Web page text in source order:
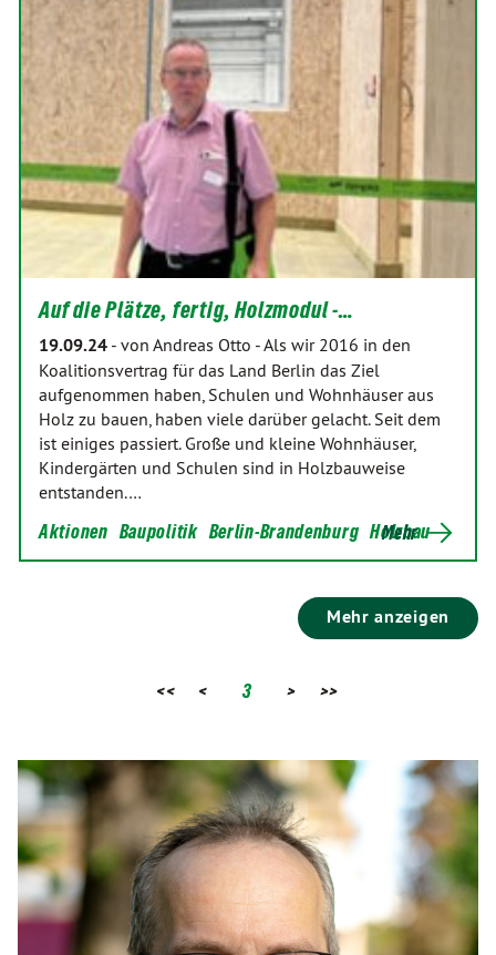
Auf die Plätze, fertig, Holzmodul -…
19.09.24 - von Andreas Otto -Als wir 2016 in den
Koalitionsvertrag für das Land Berlin das Ziel
aufgenommen haben, Schulen und Wohnhäuser aus
Holz zu bauen, haben viele darüber gelacht. Seit dem
ist einiges passiert. Große und kleine Wohnhäuser,
Kindergärten und Schulen sind in Holzbauweise
entstanden.…
Aktionen Baupolitik Berlin-Brandenburg Holzbau
Mehr
Mehr anzeigen
<< < 3 > >>